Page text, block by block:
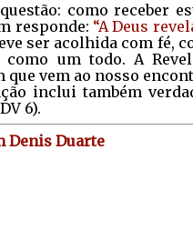
como receber
responde: “A Deus
ser acolhida com fé,
um todo. A
vem ao nosso
inclui também
6).
Denis Duarte